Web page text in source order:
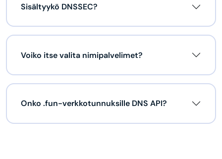
Sisältyykö DNSSEC?
Voiko itse valita nimipalvelimet?
Onko .fun-verkkotunnuksille DNS API?